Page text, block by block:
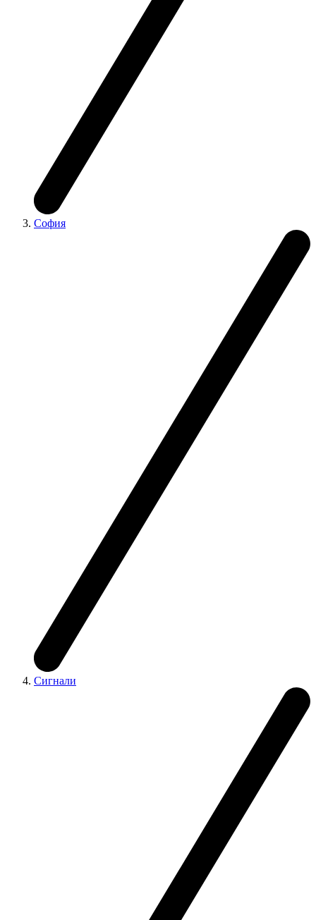
София
Сигнали